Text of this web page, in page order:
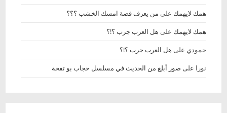
همك لايهمك على من يعرف قصة امسك الخشب‏ ؟؟؟
همك لايهمك على هل العرب جرب ؟!؟
حمودي على هل العرب جرب ؟!؟
نورا على صور أبلغ من الحديث في مسلسل حجاب بو تفخة